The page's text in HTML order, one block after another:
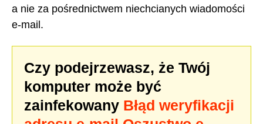
a nie za pośrednictwem niechcianych wiadomości
e-mail.
Czy podejrzewasz, że Twój
komputer może być
zainfekowany Błąd weryfikacji